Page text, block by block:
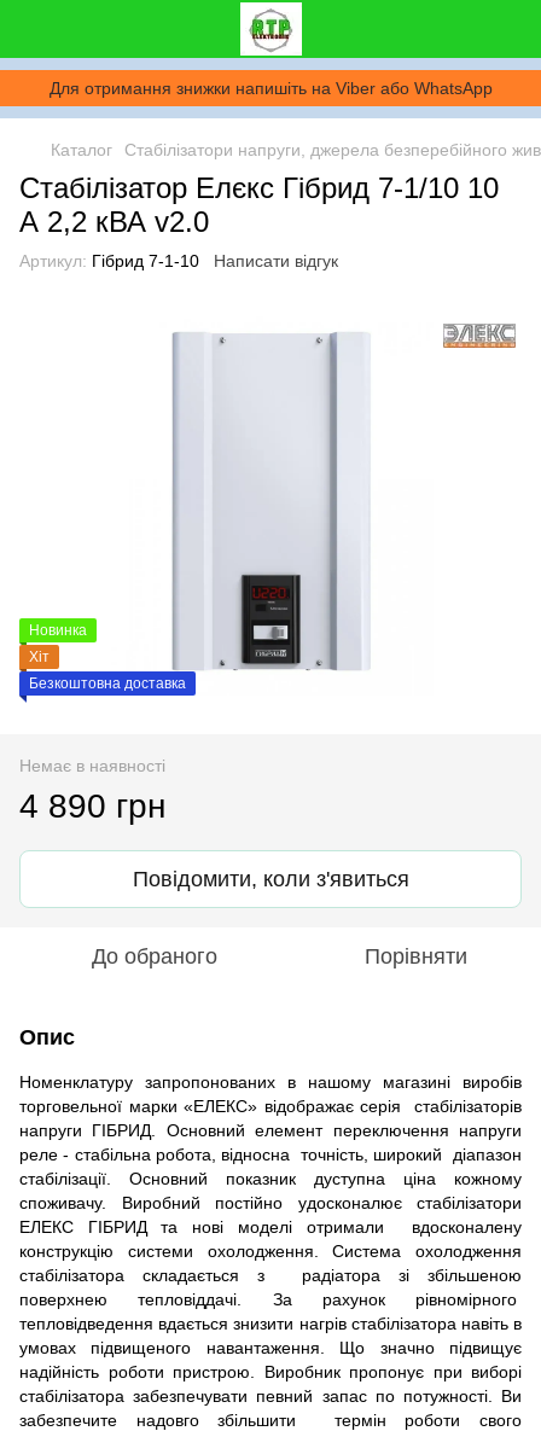
Для отримання знижки напишіть на Viber або WhatsApp
Каталог Стабілізатори напруги, джерела безперебійного
Стабілізатор Елєкс Гібрид 7-1/10 10
А 2,2 кВА v2.0
Артикул: Гібрид 7-1-10 Написати відгук
Новинка
Хіт
Безкоштовна доставка
Немає в наявності
4 890 грн
Повідомити, коли з'явиться
До обраного Порівняти
Опис
Номенклатуру запропонованих в нашому магазині виробів
торговельної марки «ЕЛЕКС» відображає серія стабілізаторів
напруги ГІБРИД. Основний елемент переключення напруги
реле - стабільна робота, відносна точність, широкий діапазон
стабілізації. Основний показник дуступна ціна кожному
споживачу. Виробний постійно удосконалює стабілізатори
ЕЛЕКС ГІБРИД та нові моделі отримали вдосконалену
конструкцію системи охолодження. Система охолодження
стабілізатора складається з радіатора зі збільшеною
поверхнею тепловіддачі. За рахунок рівномірного
тепловідведення вдається знизити нагрів стабілізатора навіть в
умовах підвищеного навантаження. Що значно підвищує
надійність роботи пристрою. Виробник пропонує при виборі
стабілізатора забезпечувати певний запас по потужності. Ви
забезпечите надовго збільшити термін роботи свого